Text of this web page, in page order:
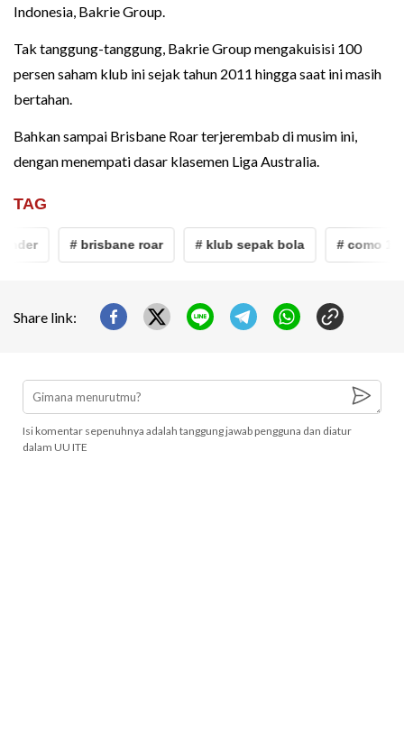
Indonesia, Bakrie Group.
Tak tanggung-tanggung, Bakrie Group mengakuisisi 100
persen saham klub ini sejak tahun 2011 hingga saat ini masih
bertahan.
Bahkan sampai Brisbane Roar terjerembab di musim ini,
dengan menempati dasar klasemen Liga Australia.
TAG
# brisbane roar # klub sepak bola # como 1907
Share link:
Isi komentar sepenuhnya adalah tanggung jawab pengguna dan diatur
dalam UU ITE